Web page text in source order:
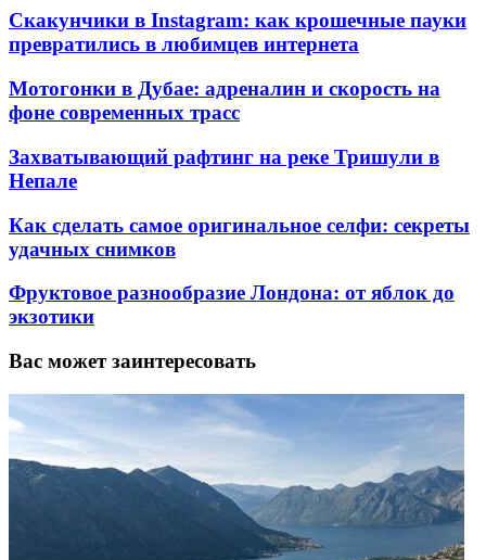
Скакунчики в Instagram: как крошечные пауки
превратились в любимцев интернета
Мотогонки в Дубае: адреналин и скорость на
фоне современных трасс
Захватывающий рафтинг на реке Тришули в
Непале
Как сделать самое оригинальное селфи: секреты
удачных снимков
Фруктовое разнообразие Лондона: от яблок до
экзотики
Вас может заинтересовать